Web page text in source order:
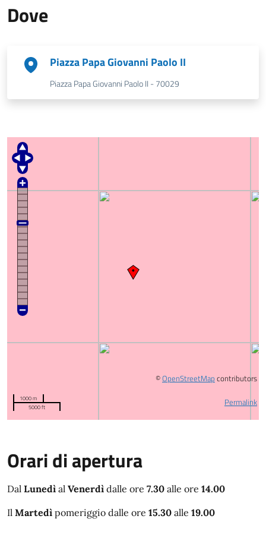
Dove
Piazza Papa Giovanni Paolo II
Piazza Papa Giovanni Paolo II - 70029
1000 m
5000 ft
Permalink
©OpenStreetMap contributors
Orari di apertura
Dal Lunedì al Venerdì dalle ore 7.30 alle ore 14.00
Il Martedì pomeriggio dalle ore 15.30 alle 19.00